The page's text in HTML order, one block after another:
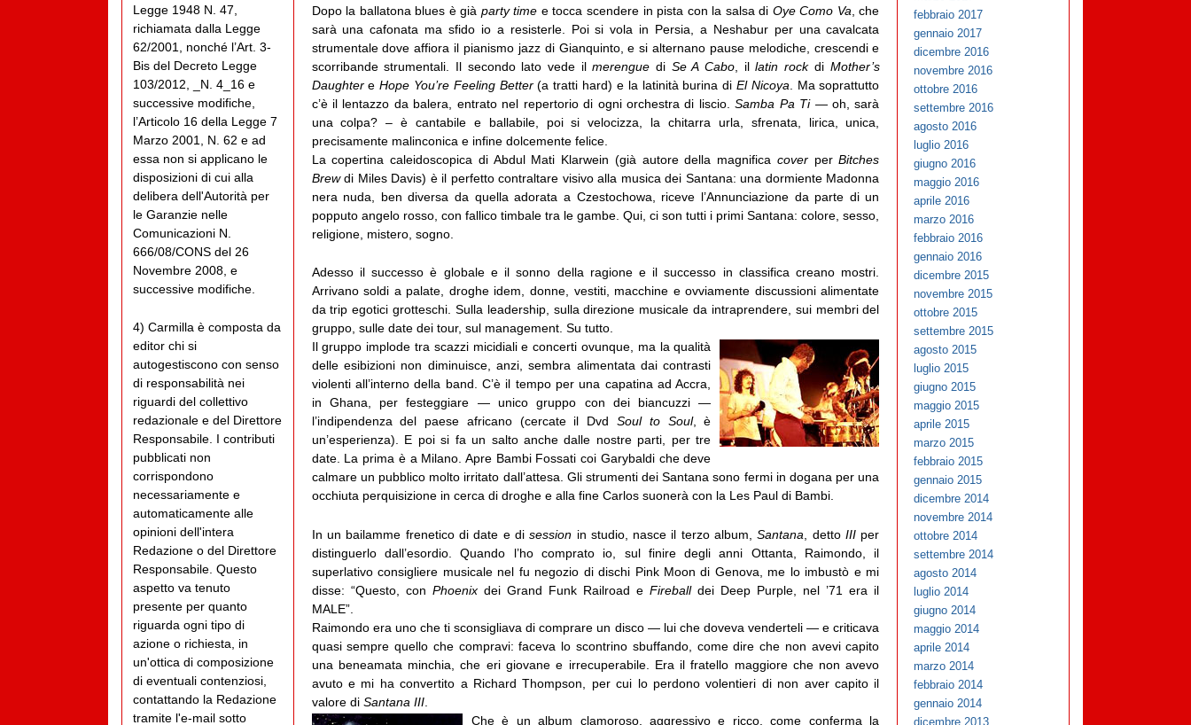
Dopo la ballatona blues è già party time e tocca scendere in pista con la salsa di Oye Como Va , che
sarà una cafonata ma sfido io a resisterle. Poi si vola in Persia, a Neshabur per una cavalcata
strumentale dove affiora il pianismo jazz di Gianquinto, e si alternano pause melodiche, crescendi e
scorribande strumentali. Il secondo lato vede ilmerenguedi Se A Cabo , illatin rock di Mother’s
DaughtereHope You’re Feeling Better(a tratti hard) e la latinità burina diEl Nicoya . Ma soprattutto
c’è il lentazzo da balera, entrato nel repertorio di ogni orchestra di liscio.Samba Pa Ti — oh, sarà
una colpa? – è cantabile e ballabile, poi si velocizza, la chitarra urla, sfrenata, lirica, unica,
precisamente malinconica e infine dolcemente felice.
La copertina caleidoscopica di Abdul Mati Klarwein (già autore della magnifica cover perBitches
Brewdi Miles Davis) è il perfetto contraltare visivo alla musica dei Santana: una dormiente Madonna
nera nuda, ben diversa da quella adorata a Czestochowa, riceve l’Annunciazione da parte di un
popputo angelo rosso, con fallico timbale tra le gambe. Qui, ci son tutti i primi Santana: colore, sesso,
religione, mistero, sogno.
Adesso il successo è globale e il sonno della ragione e il successo in classifica creano mostri.
Arrivano soldi a palate, droghe idem, donne, vestiti, macchine e ovviamente discussioni alimentate
da trip egotici grotteschi. Sulla leadership, sulla direzione musicale da intraprendere, sui membri del
gruppo, sulle date dei tour, sul management. Su tutto.
Il gruppo implode tra scazzi micidiali e concerti ovunque, ma la qualità
delle esibizioni non diminuisce, anzi, sembra alimentata dai contrasti
violenti all’interno della band. C’è il tempo per una capatina ad Accra,
in Ghana, per festeggiare — unico gruppo con dei biancuzzi —
l’indipendenza del paese africano (cercate il DvdSoul to Soul, è
un’esperienza). E poi si fa un salto anche dalle nostre parti, per tre
date. La prima è a Milano. Apre Bambi Fossati coi Garybaldi che deve
calmare un pubblico molto irritato dall’attesa. Gli strumenti dei Santana sono fermi in dogana per una
occhiuta perquisizione in cerca di droghe e alla fine Carlos suonerà con la Les Paul di Bambi.
In un bailamme frenetico di date e disession in studio, nasce il terzo album,Santana , dettoIII per
distinguerlo dall’esordio. Quando l’ho comprato io, sul finire degli anni Ottanta, Raimondo, il
superlativo consigliere musicale nel fu negozio di dischi Pink Moon di Genova, me lo imbustò e mi
disse: “Questo, con Phoenix dei Grand Funk Railroad eFireballdei Deep Purple, nel ’71 era il
MALE”.
Raimondo era uno che ti sconsigliava di comprare un disco — lui che doveva venderteli — e criticava
quasi sempre quello che compravi: faceva lo scontrino sbuffando, come dire che non avevi capito
una beneamata minchia, che eri giovane e irrecuperabile. Era il fratello maggiore che non avevo
avuto e mi ha convertito a Richard Thompson, per cui lo perdono volentieri di non aver capito il
valore di Santana III.
Che è un album clamoroso, aggressivo e ricco, come conferma la
Legge 1948 N. 47,
richiamata dalla Legge
62/2001, nonché l’Art. 3-
Bis del Decreto Legge
103/2012, _N. 4_16 e
successive modifiche,
l’Articolo 16 della Legge 7
Marzo 2001, N. 62 e ad
essa non si applicano le
disposizioni di cui alla
delibera dell'Autorità per
le Garanzie nelle
Comunicazioni N.
666/08/CONS del 26
Novembre 2008, e
successive modifiche.
4) Carmilla è composta da
editor chi si
autogestiscono con senso
di responsabilità nei
riguardi del collettivo
redazionale e del Direttore
Responsabile. I contributi
pubblicati non
corrispondono
necessariamente e
automaticamente alle
opinioni dell'intera
Redazione o del Direttore
Responsabile. Questo
aspetto va tenuto
presente per quanto
riguarda ogni tipo di
azione o richiesta, in
un'ottica di composizione
di eventuali contenziosi,
contattando la Redazione
tramite l'e-mail sotto
febbraio 2017
gennaio 2017
dicembre 2016
novembre 2016
ottobre 2016
settembre 2016
agosto 2016
luglio 2016
giugno 2016
maggio 2016
aprile 2016
marzo 2016
febbraio 2016
gennaio 2016
dicembre 2015
novembre 2015
ottobre 2015
settembre 2015
agosto 2015
luglio 2015
giugno 2015
maggio 2015
aprile 2015
marzo 2015
febbraio 2015
gennaio 2015
dicembre 2014
novembre 2014
ottobre 2014
settembre 2014
agosto 2014
luglio 2014
giugno 2014
maggio 2014
aprile 2014
marzo 2014
febbraio 2014
gennaio 2014
dicembre 2013